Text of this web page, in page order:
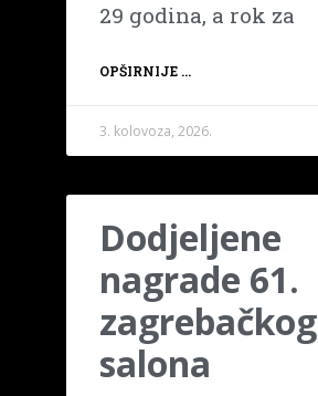
29 godina, a rok za
OPŠIRNIJE ...
3. kolovoza, 2026.
Dodjeljene
nagrade 61.
zagrebačkog
salona